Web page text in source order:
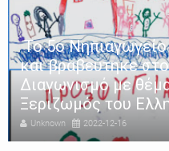
Το 5ο
και βραβεύτηκε
Διαγωνισμό με
Ξεριζωμός του
Unknown 2022-12-16